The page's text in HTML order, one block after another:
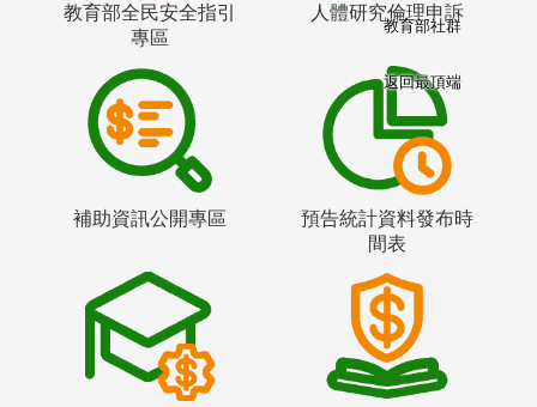
教育部全民安全指引
專區
人體研究倫理申訴
補助資訊公開專區
預告統計資料發布時
間表
教育部社群
返回最頂端